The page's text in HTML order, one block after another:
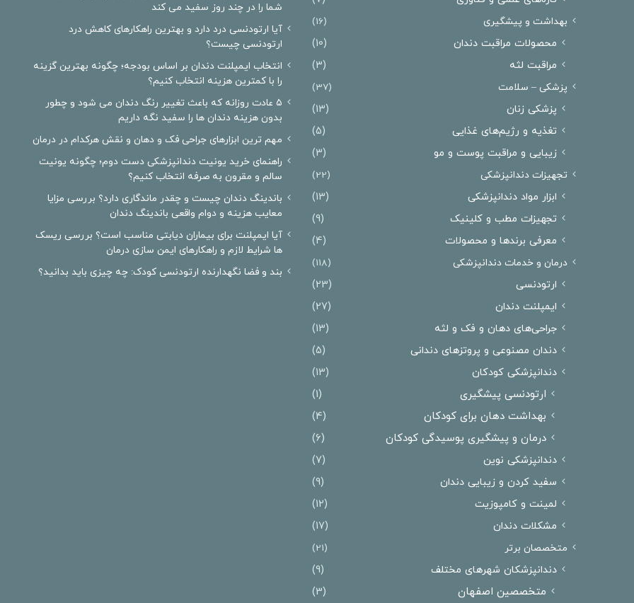
بهداشت و پیشگیری (16)
محصولات مراقبت دندان
(10)
مراقبت لثه
(3)
پزشکی – سلامت (37)
پزشکی زنان
(13)
تغذیه و رژیم‌های غذایی
(5)
زیبایی و مراقبت پوست و مو
(3)
تجهیزات دندانپزشکی (22)
ابزار مواد دندانپزشکی
(13)
تجهیزات مطب و کلینیک
(9)
معرفی برندها و محصولات
(4)
درمان‌ و خدمات دندانپزشکی (118)
ارتودنسی
(23)
ایمپلنت دندان
(27)
جراحی‌های دهان و فک و لثه
(13)
دندان مصنوعی و پروتزهای دندانی
(5)
دندانپزشکی کودکان
(13)
ارتودنسی پیشگیری
(1)
بهداشت دهان برای کودکان
(4)
درمان و پیشگیری پوسیدگی کودکان
(6)
دندانپزشکی نوین
(7)
سفید کردن و زیبایی دندان
(9)
لمینت و کامپوزیت
(12)
مشکلات دندان
(17)
متخصصان برتر (21)
دندانپزشکان شهرهای مختلف
(9)
متخصصین اصفهان
(3)
شما را در چند روز سفید می کند
آیا ارتودنسی درد دارد و بهترین راهکارهای کاهش درد
ارتودنسی چیست؟
انتخاب ایمپلنت دندان بر اساس بودجه؛ چگونه بهترین گزینه
را با کمترین هزینه انتخاب کنیم؟
۵ عادت روزانه که باعث تغییر رنگ دندان می شود و چطور
بدون هزینه دندان ها را سفید نگه داریم
مهم ترین ابزارهای جراحی فک و دهان و نقش هرکدام در درمان
راهنمای خرید یونیت دندانپزشکی دست دوم؛ چگونه یونیت
سالم و مقرون به صرفه انتخاب کنیم؟
باندینگ دندان چیست و چقدر ماندگاری دارد؟ بررسی مزایا
معایب هزینه و دوام واقعی باندینگ دندان
آیا ایمپلنت برای بیماران دیابتی مناسب است؟ بررسی ریسک
ها شرایط لازم و راهکارهای ایمن سازی درمان
بند و فضا نگهدارنده ارتودنسی کودک: چه چیزی باید بدانید؟